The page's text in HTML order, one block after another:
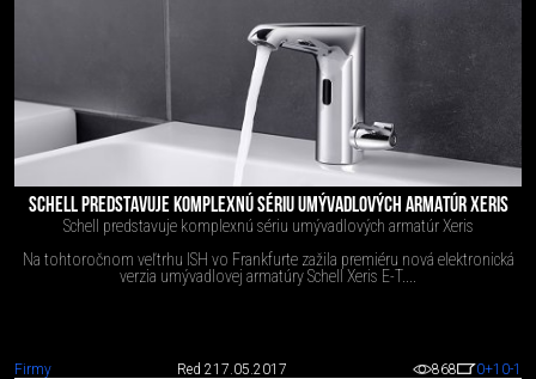
SCHELL PREDSTAVUJE KOMPLEXNÚ SÉRIU UMÝVADLOVÝCH ARMATÚR XERIS
Schell predstavuje komplexnú sériu umývadlových armatúr Xeris
Na tohtoročnom veľtrhu ISH vo Frankfurte zažila premiéru nová elektronická
verzia umývadlovej armatúry Schell Xeris E-T....
Firmy Red 217.05.2017 868 0+10-1